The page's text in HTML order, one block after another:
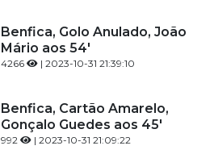
Benfica, Golo Anulado, João
Mário aos 54'
4266 | 2023-10-31 21:39:10
Benfica, Cartão Amarelo,
Gonçalo Guedes aos 45'
992 | 2023-10-31 21:09:22